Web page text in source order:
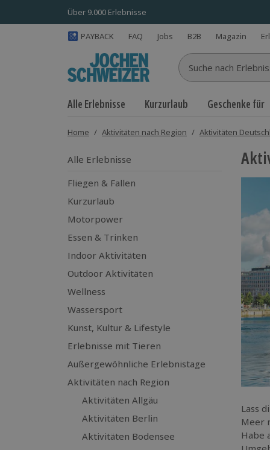
Über 9.000 Erlebnisse
PAYBACK FAQ Jobs B2B Magazin
Suche nach
Alle Erlebnisse Kurzurlaub Geschenke für
Home / Aktivitäten nach Region / Aktivitäten
Alle Erlebnisse
Fliegen & Fallen
Kurzurlaub
Motorpower
Essen & Trinken
Indoor Aktivitäten
Outdoor Aktivitäten
Wellness
Wassersport
Kunst, Kultur & Lifestyle
Erlebnisse mit Tieren
Außergewöhnliche Erlebnistage
Aktivitäten nach Region
Aktivitäten Allgäu
Aktivitäten Berlin
Aktivitäten Bodensee
Lass
Meer
Habe